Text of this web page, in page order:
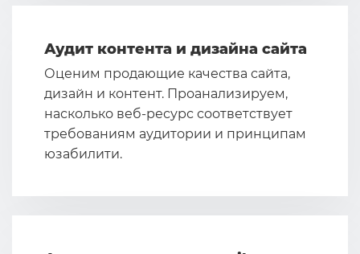
Аудит контента и дизайна сайта
Оценим продающие качества сайта,
дизайн и контент. Проанализируем,
насколько веб-ресурс соответствует
требованиям аудитории и принципам
юзабилити.